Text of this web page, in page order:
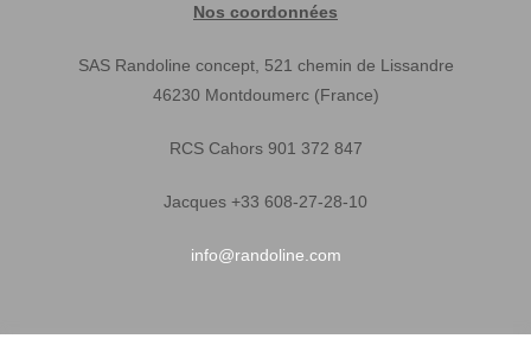
Nos coordonnées
SAS Randoline concept, 521 chemin de Lissandre
46230 Montdoumerc (France)
RCS Cahors 901 372 847
Jacques +33 608-27-28-10
info@randoline.com